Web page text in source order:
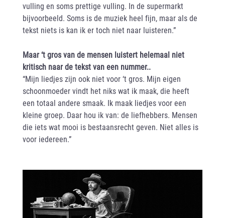
vulling en soms prettige vulling. In de supermarkt
bijvoorbeeld. Soms is de muziek heel fijn, maar als de
tekst niets is kan ik er toch niet naar luisteren.”
Maar ‘t gros van de mensen luistert helemaal niet
kritisch naar de tekst van een nummer..
“Mijn liedjes zijn ook niet voor ‘t gros. Mijn eigen
schoonmoeder vindt het niks wat ik maak, die heeft
een totaal andere smaak. Ik maak liedjes voor een
kleine groep. Daar hou ik van: de liefhebbers. Mensen
die iets wat mooi is bestaansrecht geven. Niet alles is
voor iedereen.”